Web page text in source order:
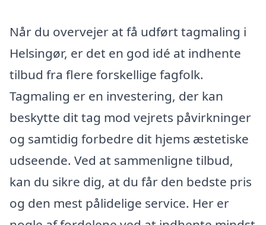
Når du overvejer at få udført tagmaling i
Helsingør, er det en god idé at indhente
tilbud fra flere forskellige fagfolk.
Tagmaling er en investering, der kan
beskytte dit tag mod vejrets påvirkninger
og samtidig forbedre dit hjems æstetiske
udseende. Ved at sammenligne tilbud,
kan du sikre dig, at du får den bedste pris
og den mest pålidelige service. Her er